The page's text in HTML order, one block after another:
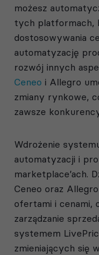
możesz
tych platformach,
dostosowywania
automatyzację
rozwój innych
Ceneo i Allegro
zmiany rynkowe,
zawsze
Wdrożenie
automatyzacji i
marketplace’ach.
Ceneo oraz
ofertami i cenami,
zarządzanie
systemem
zmieniających się